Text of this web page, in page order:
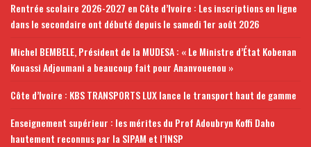
Rentrée scolaire 2026-2027 en Côte d’Ivoire : Les inscriptions en ligne
dans le secondaire ont débuté depuis le samedi 1er août 2026
Michel BEMBELE, Président de la MUDESA : « Le Ministre d’État Kobenan
Kouassi Adjoumani a beaucoup fait pour Ananvouenou »
Côte d’Ivoire : KBS TRANSPORTS LUX lance le transport haut de gamme
Enseignement supérieur : les mérites du Prof Adoubryn Koffi Daho
hautement reconnus par la SIPAM et l’INSP